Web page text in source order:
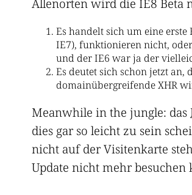
Es handelt sich um eine
IE7), funktionieren nicht,
und der IE6 war ja der
Es deutet sich schon jetzt
domainübergreifende XHR
Meanwhile in the jungle: das
dies gar so leicht zu sein
nicht auf der Visitenkarte
Update nicht mehr besuchen